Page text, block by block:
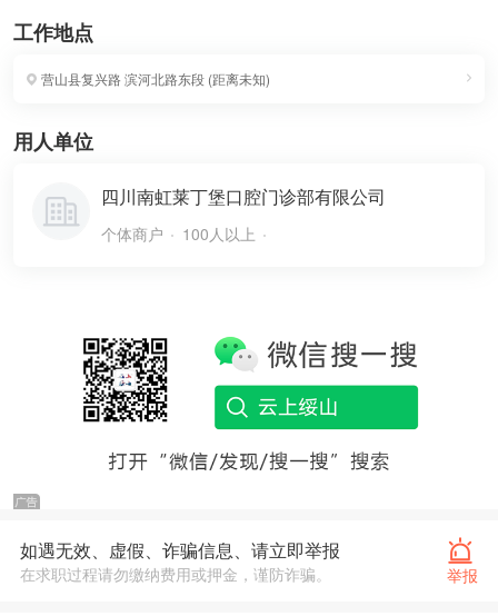
工作地点
营山县复兴路滨河北路东段 (距离未知)
用人单位
四川南虹莱丁堡口腔门诊部有限公司
个体商户 100人以上
举报
如遇无效、虚假、诈骗信息、请立即举报
在求职过程请勿缴纳费用或押金，谨防诈骗。